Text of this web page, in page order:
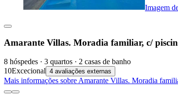
Imagem
Amarante Villas. Moradia familiar, c/
8 hóspedes · 3 quartos · 2 casas de banho
10Excecional 4 avaliações externas
Mais informações sobre Amarante Villas. Moradia